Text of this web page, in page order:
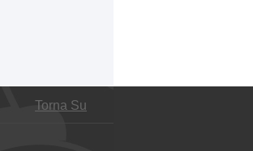
Torna Su